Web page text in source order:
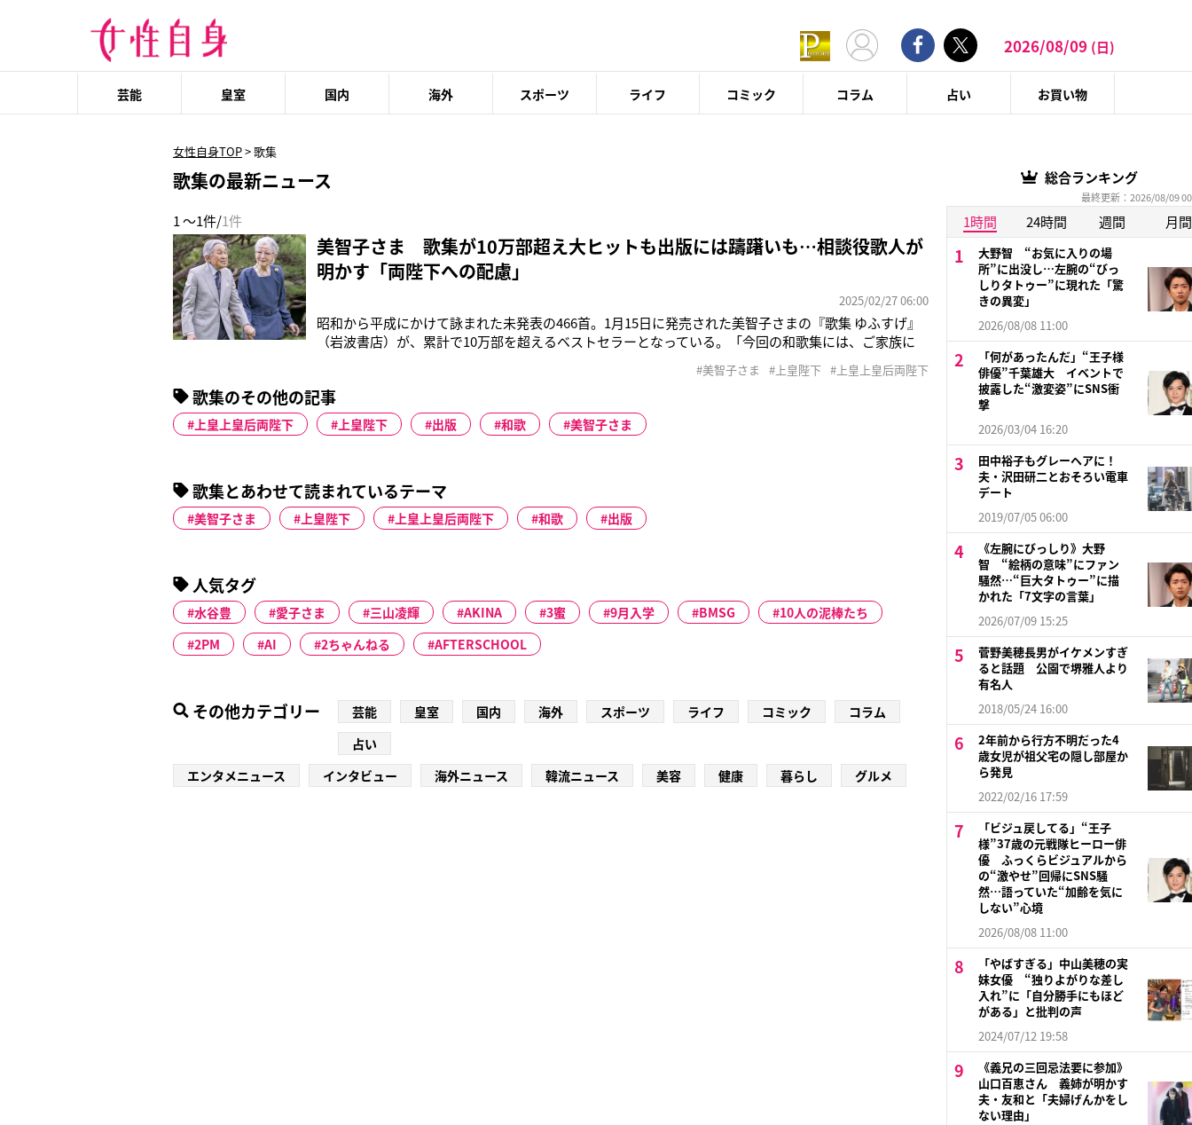
2026/08/09 (日)
芸能 皇室 国内 海外 スポーツ ライフ コミック コラム 占い お買い物
女性自身TOP>歌集
歌集の最新ニュース
1 ～1件/1件
美智子さま 歌集が10万部超え大ヒットも出版には躊躇いも…相談役歌人が
明かす「両陛下への配慮」
2025/02/27 06:00
昭和から平成にかけて詠まれた未発表の466首。1月15日に発売された美智子さまの『歌集 ゆふすげ』
（岩波書店）が、累計で10万部を超えるベストセラーとなっている。「今回の和歌集には、ご家族に
の時々のお気持ちを託した御歌も数多く収められています。購入者層は70代の女性が多い一方で、比較
的若い世代も手に取っている
#美智子さま #上皇陛下 #上皇上皇后両陛下
歌集のその他の記事
上皇上皇后両陛下 上皇陛下 出版 和歌 美智子さま
歌集とあわせて読まれているテーマ
美智子さま 上皇陛下 上皇上皇后両陛下 和歌 出版
人気タグ
水谷豊 愛子さま 三山凌輝 AKINA 3蜜 9月入学 BMSG
10人の泥棒たち
2PM
AI 2ちゃんねる AFTERSCHOOL
その他カテゴリー 芸能 皇室 国内 海外 スポーツ ライフ コミック
コラム
占い
エンタメニュース
インタビュー 海外ニュース 韓流ニュース 美容 健康 暮らし グルメ
総合ランキング
最終更新：2026/08/09
1時間 24時間 週間 月間
大野智 “お気に入りの場
所”に出没し…左腕の“びっ
しりタトゥー”に現れた「驚
きの異変」
2026/08/08 11:00
「何があったんだ」“王子様
俳優”千葉雄大 イベントで
披露した“激変姿”にSNS衝
撃
2026/03/04 16:20
田中裕子もグレーヘアに！
夫・沢田研二とおそろい電車
デート
2019/07/05 06:00
《左腕にびっしり》大野
智 “絵柄の意味”にファン
騒然…“巨大タトゥー”に描
かれた「7文字の言葉」
2026/07/09 15:25
菅野美穂長男がイケメンすぎ
ると話題 公園で堺雅人より
有名人
2018/05/24 16:00
2年前から行方不明だった4
歳女児が祖父宅の隠し部屋か
ら発見
2022/02/16 17:59
「ビジュ戻してる」“王子
様”37歳の元戦隊ヒーロー俳
優 ふっくらビジュアルから
の“激やせ”回帰にSNS騒
然…語っていた“加齢を気に
しない”心境
2026/08/08 11:00
「やばすぎる」中山美穂の実
妹女優 “独りよがりな差し
入れ”に「自分勝手にもほど
がある」と批判の声
2024/07/12 19:58
《義兄の三回忌法要に参加》
山口百恵さん 義姉が明かす
夫・友和と「夫婦げんかをし
ない理由」